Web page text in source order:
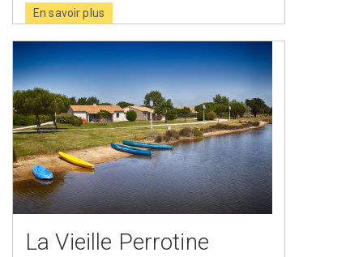
En savoir plus
La Vieille Perrotine